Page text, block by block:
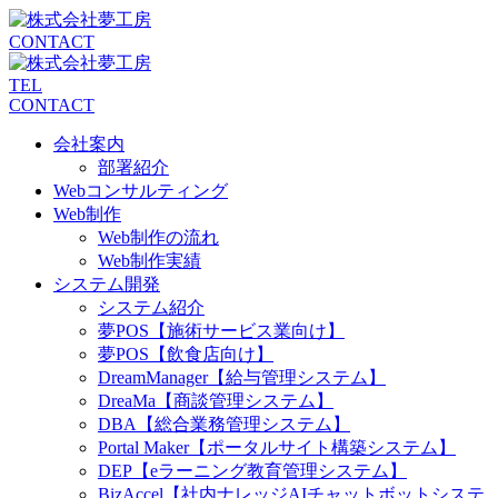
CONTACT
TEL
CONTACT
会社案内
部署紹介
Webコンサルティング
Web制作
Web制作の流れ
Web制作実績
システム開発
システム紹介
夢POS【施術サービス業向け】
夢POS【飲食店向け】
DreamManager【給与管理システム】
DreaMa【商談管理システム】
DBA【総合業務管理システム】
Portal Maker【ポータルサイト構築システム】
DEP【eラーニング教育管理システム】
BizAccel【社内ナレッジAIチャットボットシステ